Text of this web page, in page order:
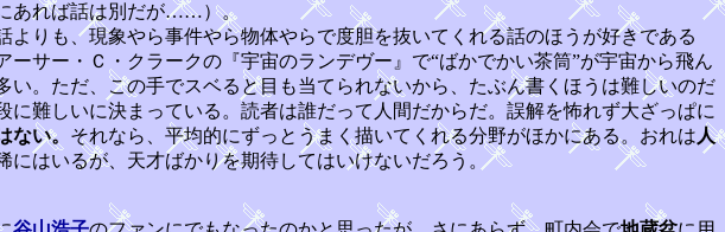
あれば話は別だが……）。
りも、現象やら事件やら物体やらで度胆を抜いてくれる話のほうが好きである
アーサー・Ｃ・クラークの『宇宙のランデヴー』で“ばかでかい茶筒”が宇宙から飛ん
。ただ、この手でスベると目も当てられないから、たぶん書くほうは難しいのだ
難しいに決まっている。読者は誰だって人間だからだ。誤解を怖れず大ざっぱに
い。 それなら、平均的にずっとうまく描いてくれる分野がほかにある。おれは 人
はいるが、天才ばかりを期待してはいけないだろう。